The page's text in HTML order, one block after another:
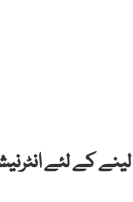
کے لئے